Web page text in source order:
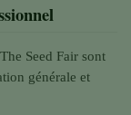
Seed Fair sont
générale et